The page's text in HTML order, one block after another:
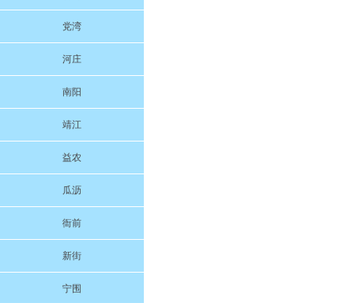
党湾
河庄
南阳
靖江
益农
瓜沥
衙前
新街
宁围